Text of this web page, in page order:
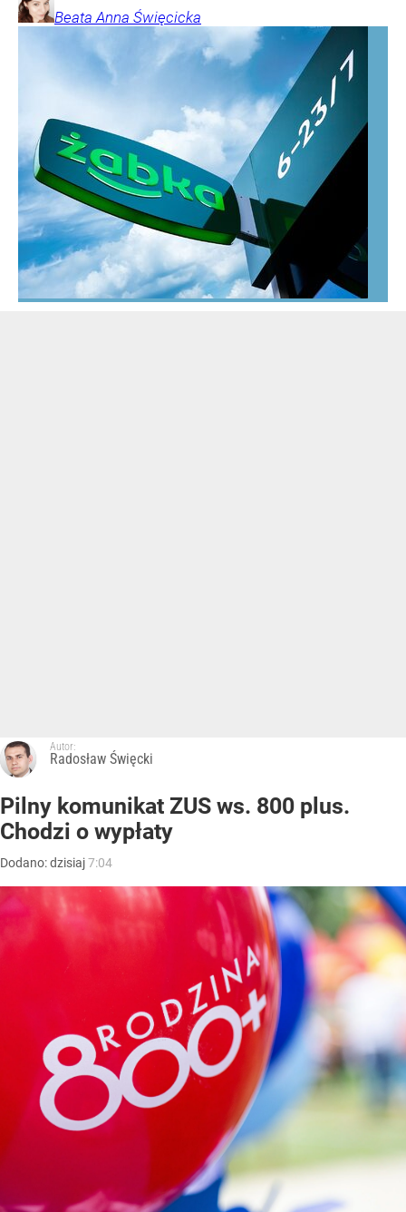
Beata Anna Święcicka
Autor:
Radosław Święcki
Pilny komunikat ZUS ws. 800 plus.
Chodzi o wypłaty
Dodano:dzisiaj7:04